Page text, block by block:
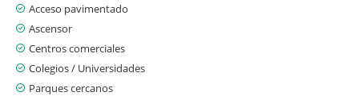
Acceso pavimentado
Ascensor
Centros comerciales
Colegios / Universidades
Parques cercanos